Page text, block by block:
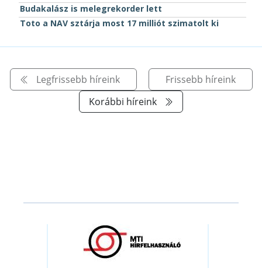
Budakalász is melegrekorder lett
Toto a NAV sztárja most 17 milliót szimatolt ki
Legfrissebb híreink
Frissebb híreink
Korábbi híreink